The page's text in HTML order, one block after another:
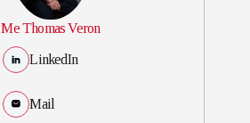
Me Thomas Veron
LinkedIn
Mail